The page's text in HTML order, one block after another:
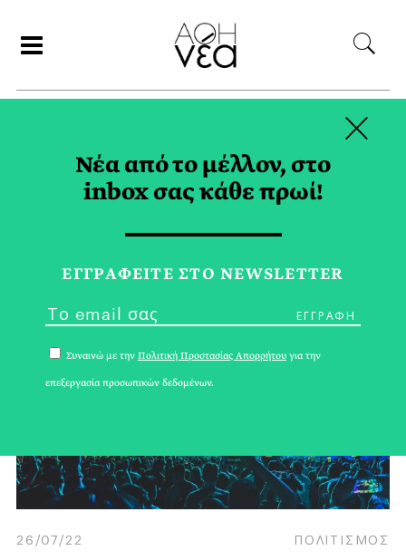
1000MODS TAG
26/07/22 ΠΟΛΙΤΙΣΜΟΣ
Νέα από το μέλλον, στο
inbox σας κάθε πρωί!
ΕΓΓPΑΦΕΙΤΕ ΣΤΟ NEWSLETTER
Συναινώ με την Πολιτική Προστασίας Απορρήτου για την
επεξεργασία προσωπικών δεδομένων.
×